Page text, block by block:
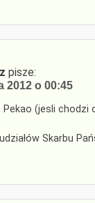
pisze:
2012 o 00:45
Pekao (jesli chodzi
Skarbu